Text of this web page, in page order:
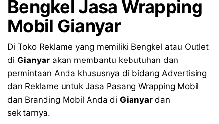
Bengkel Jasa Wrapping
Mobil Gianyar
Di Toko Reklame yang memiliki Bengkel atau Outlet
di Gianyar akan membantu kebutuhan dan
permintaan Anda khususnya di bidang Advertising
dan Reklame untuk Jasa Pasang Wrapping Mobil
dan Branding Mobil Anda di Gianyar dan
sekitarnya.